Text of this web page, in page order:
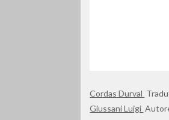
Cordas Durval
Giussani Luigi